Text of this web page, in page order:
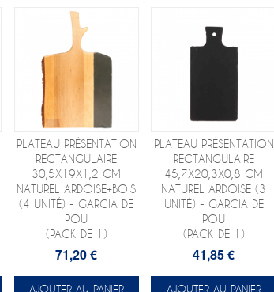
PLATEAU PRÉSENTATION
RECTANGULAIRE
30,5X19X1,2 CM
NATUREL ARDOISE+BOIS
(4 UNITÉ) - GARCIA DE
POU
(PACK DE 1)
71,20 €
AJOUTER AU PANIER
PLATEAU PRÉSENTATION
RECTANGULAIRE
45,7X20,3X0,8 CM
NATUREL ARDOISE (3
UNITÉ) - GARCIA DE
POU
(PACK DE 1)
41,85 €
AJOUTER AU PANIER